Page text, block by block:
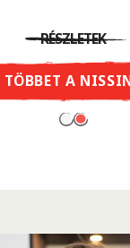
SOBA-RÓL
RÉSZLETEK
TÖBBET A